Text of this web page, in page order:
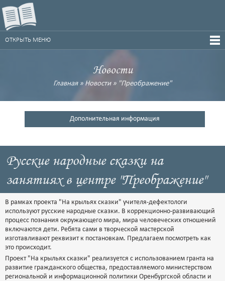
ОТКРЫТЬ МЕНЮ
Новости
Главная» Новости» "Преображение"
Дополнительная информация
Русские народные сказки на
занятиях в центре "Преображение"
В рамках проекта "На крыльях сказки" учителя-дефектологи
используют русские народные сказки. В коррекционно-развивающий
процесс познания окружающего мира, мира человеческих отношений
включаются дети. Ребята сами в творческой мастерской
изготавливают реквизит к постановкам. Предлагаем посмотреть как
это происходит.
Проект "На крыльях сказки" реализуется с использованием гранта на
развитие гражданского общества, предоставляемого министерством
региональной и информационной политики Оренбургской области и